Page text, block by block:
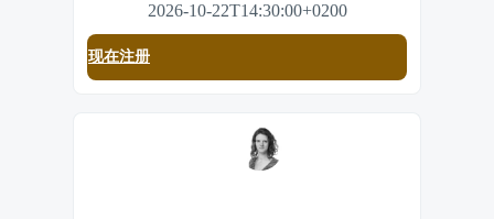
2026-10-22T14:30:00+0200
现在注册